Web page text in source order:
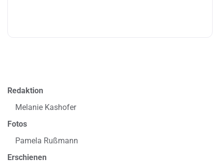
Redaktion
Melanie Kashofer
Fotos
Pamela Rußmann
Erschienen